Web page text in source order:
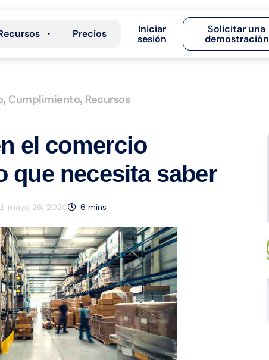
Precios
Iniciar
sesión
Solicitar una
demostración
, Cumplimiento, Recursos
el comercio
que necesita saber
mayo 26, 2020 6 mins